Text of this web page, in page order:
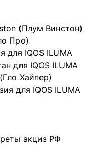
(Плум Винстон)
Про)
для IQOS ILUMA
для IQOS ILUMA
Хайпер)
для IQOS ILUMA
акциз РФ